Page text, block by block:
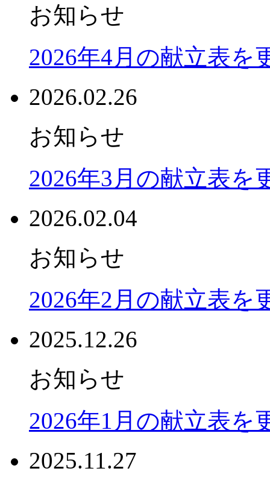
お知らせ
2026年4月の献立表を
2026.02.26
お知らせ
2026年3月の献立表を
2026.02.04
お知らせ
2026年2月の献立表を
2025.12.26
お知らせ
2026年1月の献立表を
2025.11.27